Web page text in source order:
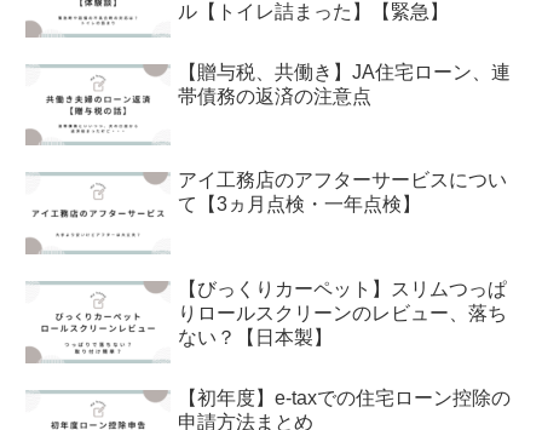
ル【トイレ詰まった】【緊急】
【贈与税、共働き】JA住宅ローン、連
帯債務の返済の注意点
アイ工務店のアフターサービスについ
て【3ヵ月点検・一年点検】
【びっくりカーペット】スリムつっぱ
りロールスクリーンのレビュー、落ち
ない？【日本製】
【初年度】e-taxでの住宅ローン控除の
申請方法まとめ